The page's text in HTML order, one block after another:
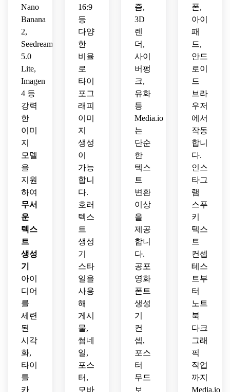
선명
한 포
스터
느낌
의 표
현을
만드
세요.
Nano
Banana
2,
Seedream
5.0
Lite,
Imagen
4 등
강력
한
이미
지
모델
을
지원
하여
무서
운
텍스
트
생성
기
아이
디어
를
세련
된
시각
화,
타이
틀
카
16:9
등
다양
한
비율
로
타이
포그
래피
이미
지
생성
이
가능
합니
다.
호러
텍스
트
생성
기
스타
일을
사용
해
게시
물,
썸네
일,
포스
터,
모바
즘,
3D
렌
더,
사이
버펑
크,
유화
등
Media.io
는
단순
한
텍스
트
변환
이상
을
제공
합니
다.
공포
영화
폰트
생성
기
컨
셉,
포스
터
무드
보
폰,
아이
패
드,
안드
로이
드
브라
우저
에서
작동
합니
다.
인스
타그
램
스푸
키
텍스
트
컨셉
테스
트부
터
노트
북
다크
그래
픽
작업
까지
Media.io